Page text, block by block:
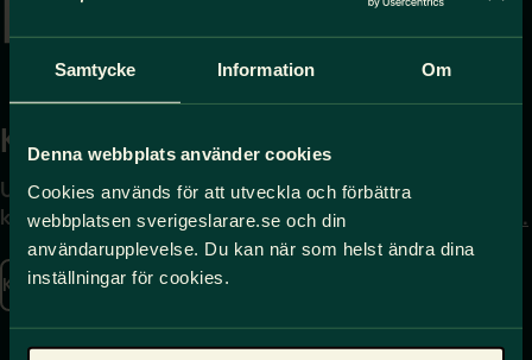
Samtycke Information Om
Denna webbplats använder cookies
Cookies används för att utveckla och förbättra
webbplatsen sverigeslarare.se och din
användarupplevelse. Du kan när som helst ändra dina
inställningar för cookies.
Kontakta
Uppgifter om hur du
kontaktar oss finns här.
Kontakta oss
Press
Journalist – du når oss
på press@sverigeslarare.
se